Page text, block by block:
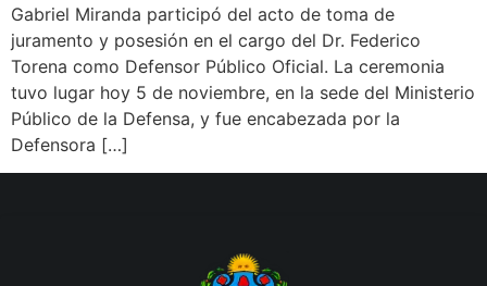
Gabriel Miranda participó del acto de toma de
juramento y posesión en el cargo del Dr. Federico
Torena como Defensor Público Oficial. La ceremonia
tuvo lugar hoy 5 de noviembre, en la sede del Ministerio
Público de la Defensa, y fue encabezada por la
Defensora […]